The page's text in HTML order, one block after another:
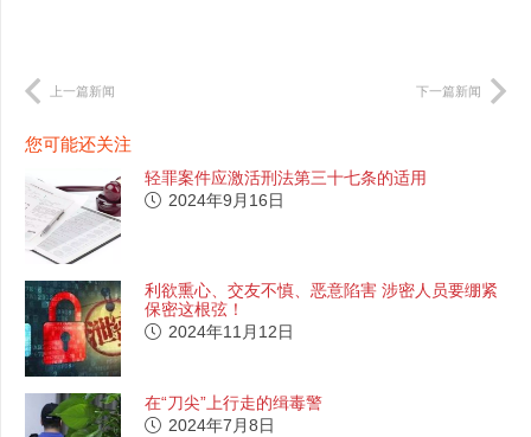
上一篇新闻 下一篇新闻
您可能还关注
轻罪案件应激活刑法第三十七条的适用
2024年9月16日
利欲熏心、交友不慎、恶意陷害 涉密人员要绷紧
保密这根弦！
2024年11月12日
在“刀尖”上行走的缉毒警
2024年7月8日